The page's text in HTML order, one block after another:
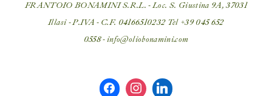
FRANTOIO BONAMINI S.R.L. - Loc. S. Giustina 9A, 37031
Illasi - P.IVA - C.F. 04166510232 Tel+39 045 652
0558-info@oliobonamini.com